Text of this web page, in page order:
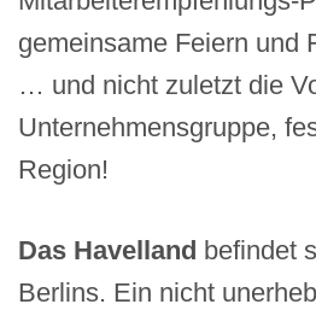
gemeinsame Feiern und
… und nicht zuletzt die
Unternehmensgruppe,
Region!
Das Havelland befindet
Berlins. Ein nicht